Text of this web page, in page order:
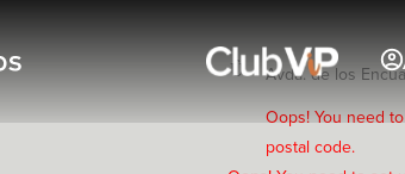
Avda. de los
Oops! You need
postal code.